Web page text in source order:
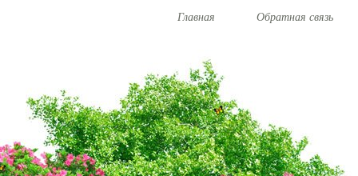
Главная Обратная связь